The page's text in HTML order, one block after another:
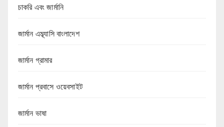
চাকরি এবং জার্মানি
জার্মান এম্ব্যাসি বাংলাদেশ
জার্মান গ্রামার
জার্মান প্রবাসে ওয়েবসাইট
জার্মান ভাষা